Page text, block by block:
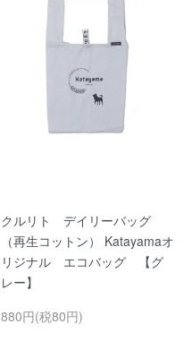
クルリト デイリーバッグ
（再生コットン） Katayamaオ
リジナル エコバッグ 【グ
レー】
880円(税80円)